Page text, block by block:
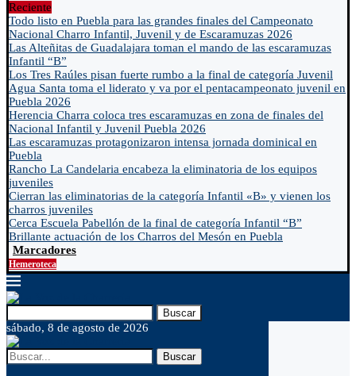
Reciente
Todo listo en Puebla para las grandes finales del Campeonato
Nacional Charro Infantil, Juvenil y de Escaramuzas 2026
Las Alteñitas de Guadalajara toman el mando de las escaramuzas
Infantil “B”
Los Tres Raúles pisan fuerte rumbo a la final de categoría Juvenil
Agua Santa toma el liderato y va por el pentacampeonato juvenil en
Puebla 2026
Herencia Charra coloca tres escaramuzas en zona de finales del
Nacional Infantil y Juvenil Puebla 2026
Las escaramuzas protagonizaron intensa jornada dominical en
Puebla
Rancho La Candelaria encabeza la eliminatoria de los equipos
juveniles
Cierran las eliminatorias de la categoría Infantil «B» y vienen los
charros juveniles
Cerca Escuela Pabellón de la final de categoría Infantil “B”
Brillante actuación de los Charros del Mesón en Puebla
Marcadores
Hemeroteca
Buscar
sábado, 8 de agosto de 2026
Buscar